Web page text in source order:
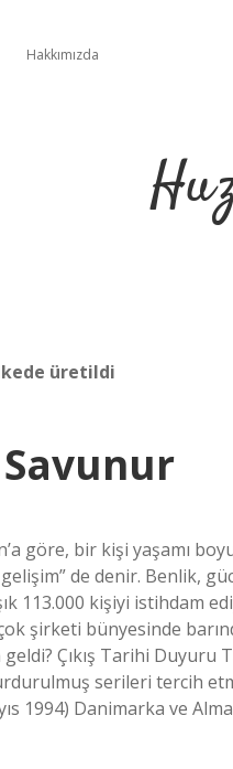
Hakkımızda
üretildi
göre, bir kişi yaşamı
de denir. Benlik,
113.000 kişiyi istihdam
şirketi bünyesinde
Çıkış Tarihi Duyuru
serileri tercih
1994) Danimarka ve